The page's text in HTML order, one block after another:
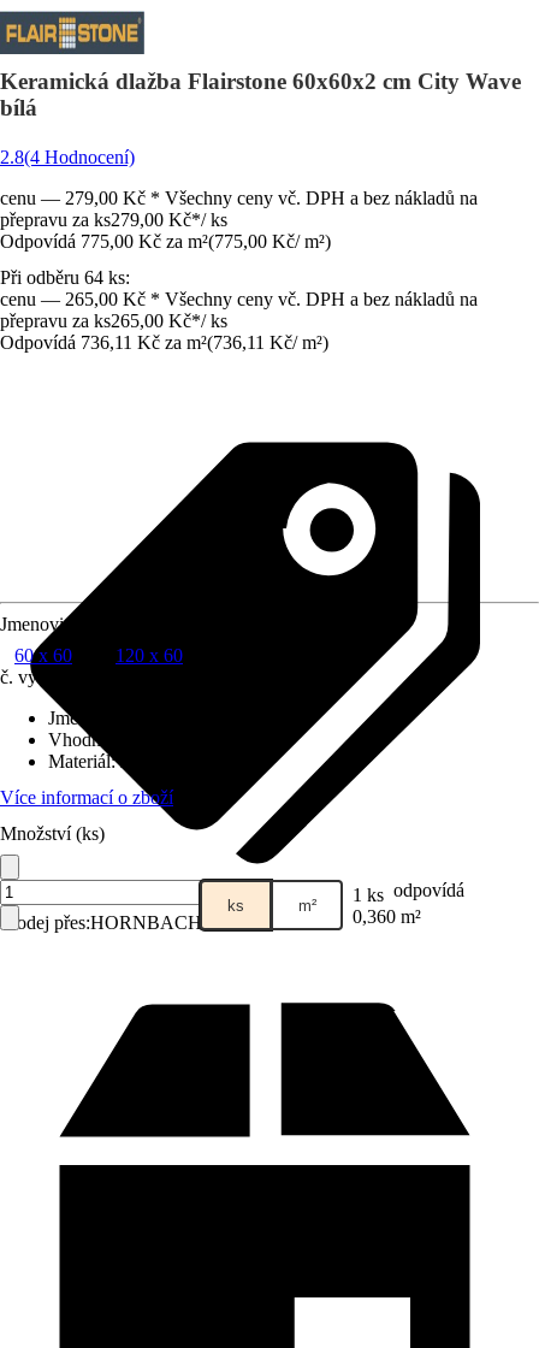
Keramická dlažba Flairstone 60x60x2 cm City Wave
bílá
2.8(4 Hodnocení)
cenu — 279,00 Kč * Všechny ceny vč. DPH a bez nákladů na
přepravu za ks279,00 Kč*/ ks
Odpovídá 775,00 Kč za m²(775,00 Kč/ m²)
Při odběru 64 ks:
cenu — 265,00 Kč * Všechny ceny vč. DPH a bez nákladů na
přepravu za ks265,00 Kč*/ ks
Odpovídá 736,11 Kč za m²(736,11 Kč/ m²)
Prodej přes:HORNBACH
Jmenovitý rozměr v cm
60 x 60
120 x 60
č. výrobku
Jmenovitý rozměr v cm
Vhodné pro
Materiál:
Více informací o zboží
Množství (ks)
ks m² 1 ks odpovídá
0,360 m²